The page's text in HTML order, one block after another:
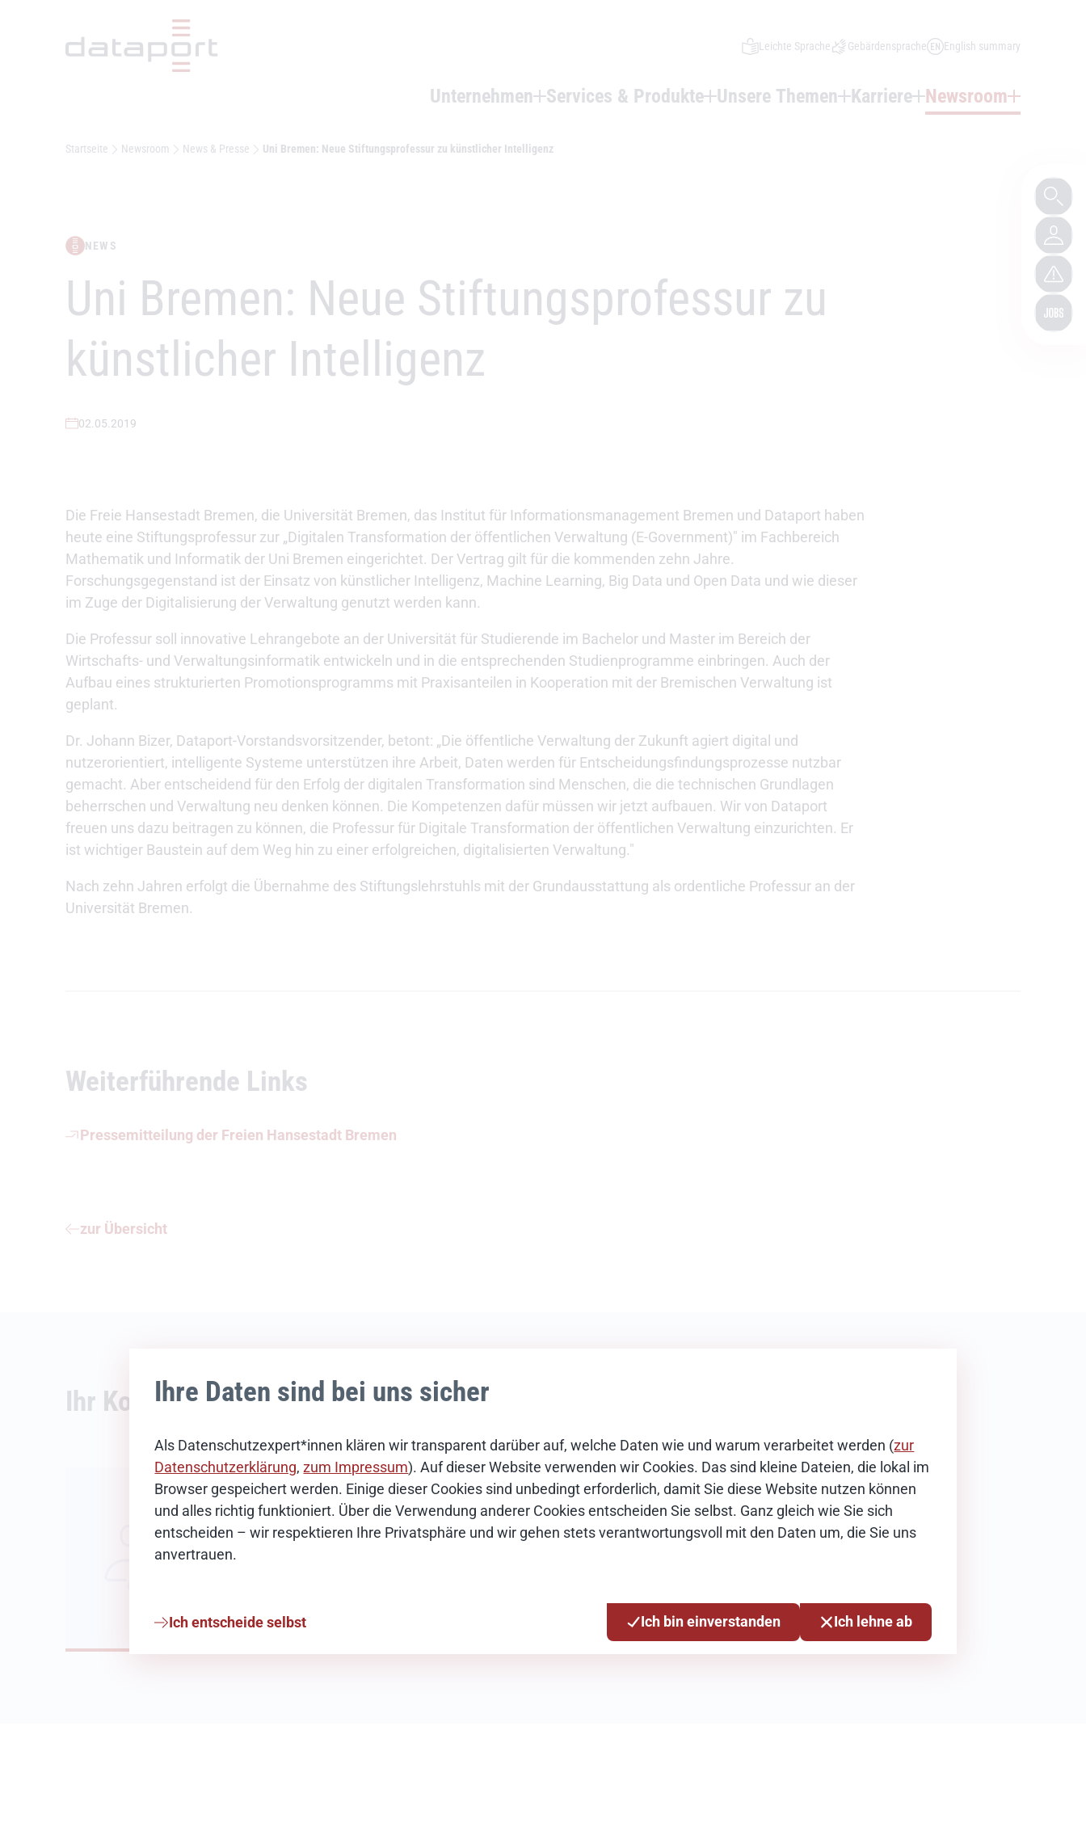
Ihre Daten sind bei uns sicher
Als Datenschutzexpert*innen klären wir transparent darüber auf, welche Daten wie und warum verarbeitet werden (zur
Datenschutzerklärung,zum Impressum). Auf dieser Website verwenden wir Cookies. Das sind kleine Dateien, die lokal im
Browser gespeichert werden. Einige dieser Cookies sind unbedingt erforderlich, damit Sie diese Website nutzen können
und alles richtig funktioniert. Über die Verwendung anderer Cookies entscheiden Sie selbst. Ganz gleich wie Sie sich
entscheiden – wir respektieren Ihre Privatsphäre und wir gehen stets verantwortungsvoll mit den Daten um, die Sie uns
anvertrauen.
Ich entscheide selbst Ich bin einverstanden Ich lehne ab
Leichte Sprache Gebärdensprache English summary
Unternehmen Services & Produkte Unsere Themen Karriere Newsroom
Startseite Newsroom News & Presse Uni Bremen: Neue Stiftungsprofessur zu künstlicher Intelligenz
NEWS
–
Uni Bremen: Neue Stiftungsprofessur zu
künstlicher Intelligenz
02.05.2019
Die Freie Hansestadt Bremen, die Universität Bremen, das Institut für Informationsmanagement Bremen und Dataport haben
heute eine Stiftungsprofessur zur „Digitalen Transformation der öffentlichen Verwaltung (E-Government)" im Fachbereich
Mathematik und Informatik der Uni Bremen eingerichtet. Der Vertrag gilt für die kommenden zehn Jahre.
Forschungsgegenstand ist der Einsatz von künstlicher Intelligenz, Machine Learning, Big Data und Open Data und wie dieser
im Zuge der Digitalisierung der Verwaltung genutzt werden kann.
Die Professur soll innovative Lehrangebote an der Universität für Studierende im Bachelor und Master im Bereich der
Wirtschafts- und Verwaltungsinformatik entwickeln und in die entsprechenden Studienprogramme einbringen. Auch der
Aufbau eines strukturierten Promotionsprogramms mit Praxisanteilen in Kooperation mit der Bremischen Verwaltung ist
geplant.
Dr. Johann Bizer, Dataport-Vorstandsvorsitzender, betont: „Die öffentliche Verwaltung der Zukunft agiert digital und
nutzerorientiert, intelligente Systeme unterstützen ihre Arbeit, Daten werden für Entscheidungsfindungsprozesse nutzbar
gemacht. Aber entscheidend für den Erfolg der digitalen Transformation sind Menschen, die die technischen Grundlagen
beherrschen und Verwaltung neu denken können. Die Kompetenzen dafür müssen wir jetzt aufbauen. Wir von Dataport
freuen uns dazu beitragen zu können, die Professur für Digitale Transformation der öffentlichen Verwaltung einzurichten. Er
ist wichtiger Baustein auf dem Weg hin zu einer erfolgreichen, digitalisierten Verwaltung."
Nach zehn Jahren erfolgt die Übernahme des Stiftungslehrstuhls mit der Grundausstattung als ordentliche Professur an der
Universität Bremen.
Weiterführende Links
Pressemitteilung der Freien Hansestadt Bremen
zur Übersicht
Ihr Kontakt
News-Redaktion
E-Mail schreiben